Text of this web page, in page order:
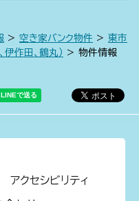
> 空き家バンク物件 > 東市
伊作田、鶴丸） > 物件情報
アクセシビリティ